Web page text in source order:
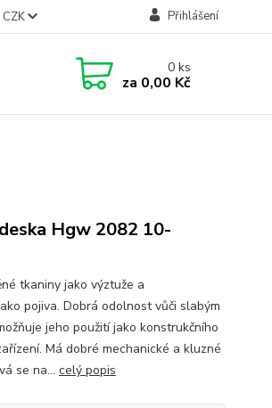
CZK Přihlášení
0ks
za 0,00 Kč
Hgw 2082 10-
tkaniny jako výztuže a
pojiva. Dobrá odolnost vůči slabým
jeho použití jako konstrukčního
Má dobré mechanické a kluzné
se na... celý popis